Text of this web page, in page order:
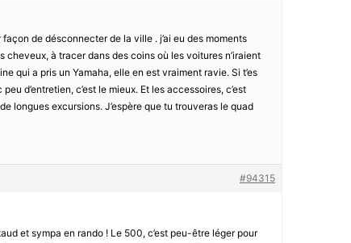
de désconnecter de la ville . j’ai eu des moments
cheveux, à tracer dans des coins où les voitures n’iraient
qui a pris un Yamaha, elle en est vraiment ravie. Si t’es
d’entretien, c’est le mieux. Et les accessoires, c’est
longues excursions. J’espère que tu trouveras le quad
#94315
et sympa en rando ! Le 500, c’est peu-être léger pour